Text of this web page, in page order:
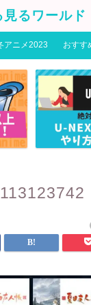
見るワールド
アニメ2023 おすす